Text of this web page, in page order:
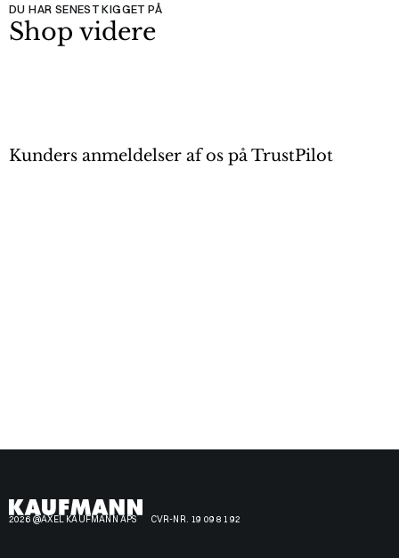
DU HAR SENEST KIGGET PÅ
Shop videre
Kunders anmeldelser af os på TrustPilot
2026 @AXEL KAUFMANN APS CVR-NR. 19 09 81 92